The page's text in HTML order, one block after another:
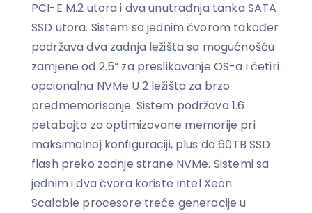
PCI-E M.2 utora i dva unutrađnja tanka SATA
SSD utora. Sistem sa jednim čvorom također
podržava dva zadnja ležišta sa mogućnošću
zamjene od 2.5“ za preslikavanje OS-a i četiri
opcionalna NVMe U.2 ležišta za brzo
predmemorisanje. Sistem podržava 1.6
petabajta za optimizovane memorije pri
maksimalnoj konfiguraciji, plus do 60TB SSD
flash preko zadnje strane NVMe. Sistemi sa
jednim i dva čvora koriste Intel Xeon
Scalable procesore treće generacije u